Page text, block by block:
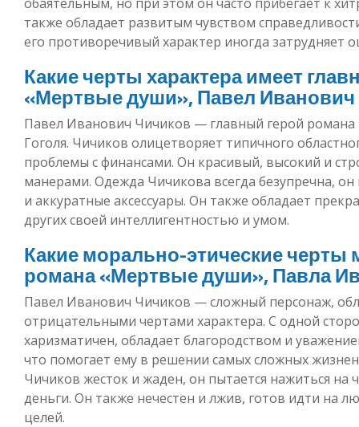
также обладает развитым чувством
его противоречивый характер иногда затрудняет
Какие черты характера имеет
«Мертвые души», Павел Иванович
Павел Иванович Чичиков — главный герой
Гоголя. Чичиков олицетворяет типичного
проблемы с финансами. Он красивый, высокий и
манерами. Одежда Чичикова всегда безупречна,
и аккуратные аксессуары. Он также обладает
других своей интеллигентностью и умом.
Какие морально-этические черты
романа «Мертвые души», Павла
Павел Иванович Чичиков — сложный персонаж,
отрицательными чертами характера. С одной
харизматичен, обладает благородством и
что помогает ему в решении самых сложных
Чичиков жесток и жаден, он пытается нажиться
деньги. Он также нечестен и лжив, готов идти на
целей.